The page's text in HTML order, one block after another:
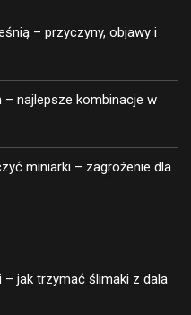
– przyczyny, objawy i
najlepsze kombinacje w
miniarki – zagrożenie dla
jak trzymać ślimaki z dala